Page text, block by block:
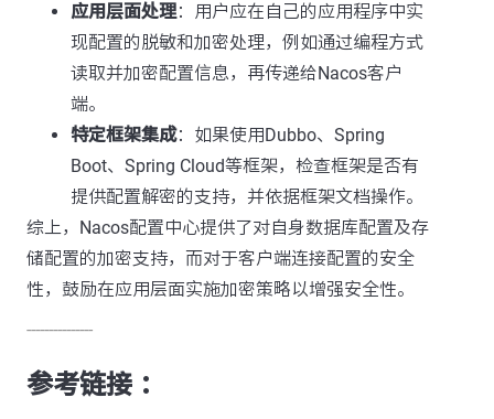
应用层面处理：用户应在自己的应用程序中实
现配置的脱敏和加密处理，例如通过编程方式
读取并加密配置信息，再传递给Nacos客户
端。
特定框架集成：如果使用Dubbo、Spring
Boot、Spring Cloud等框架，检查框架是否有
提供配置解密的支持，并依据框架文档操作。
综上，Nacos配置中心提供了对自身数据库配置及存
储配置的加密支持，而对于客户端连接配置的安全
性，鼓励在应用层面实施加密策略以增强安全性。
---------------
参考链接 ：